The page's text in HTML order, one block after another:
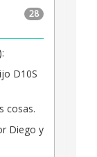
28
D10S
cosas.
Diego y